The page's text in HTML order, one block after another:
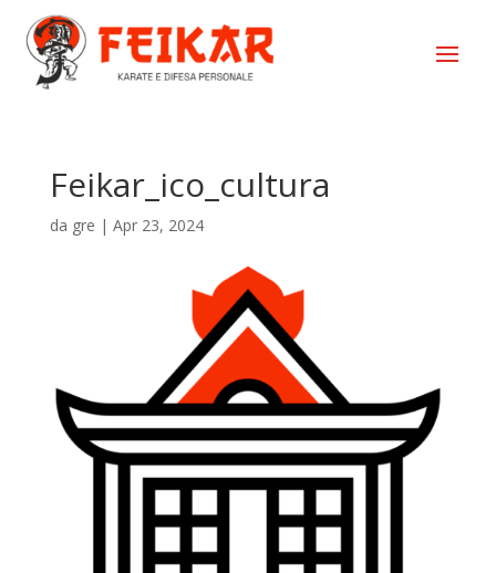
Feikar_ico_cultura
da gre | Apr 23, 2024